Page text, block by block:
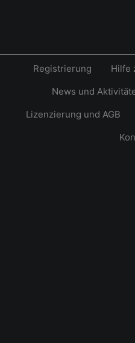
Registrierung Hilfe
News und
Lizenzierung und AGB